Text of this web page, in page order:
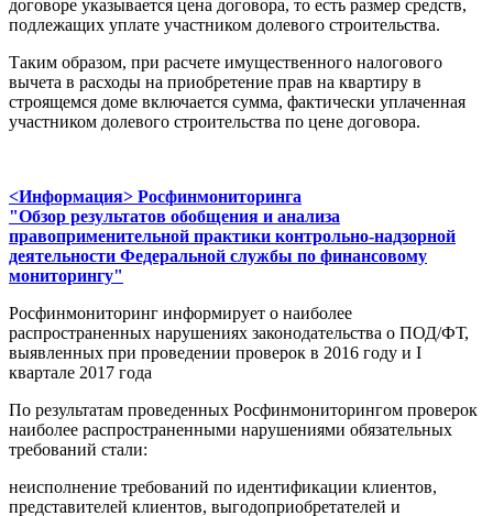
договоре указывается цена договора, то есть размер средств,
подлежащих уплате участником долевого строительства.
Таким образом, при расчете имущественного налогового
вычета в расходы на приобретение прав на квартиру в
строящемся доме включается сумма, фактически уплаченная
участником долевого строительства по цене договора.
<Информация> Росфинмониторинга
"Обзор результатов обобщения и анализа
правоприменительной практики контрольно-надзорной
деятельности Федеральной службы по финансовому
мониторингу"
Росфинмониторинг информирует о наиболее
распространенных нарушениях законодательства о ПОД/ФТ,
выявленных при проведении проверок в 2016 году и I
квартале 2017 года
По результатам проведенных Росфинмониторингом проверок
наиболее распространенными нарушениями обязательных
требований стали:
неисполнение требований по идентификации клиентов,
представителей клиентов, выгодоприобретателей и